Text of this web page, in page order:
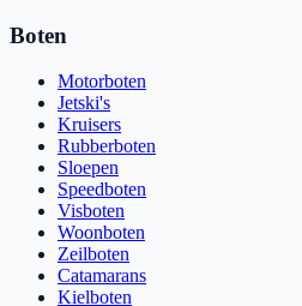
Boten
Motorboten
Jetski's
Kruisers
Rubberboten
Sloepen
Speedboten
Visboten
Woonboten
Zeilboten
Catamarans
Kielboten